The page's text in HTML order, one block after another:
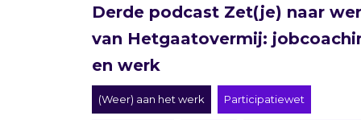
Derde podcast Zet(je) naar
van Hetgaatovermij:
en werk
(Weer) aan het werk Participatiewet